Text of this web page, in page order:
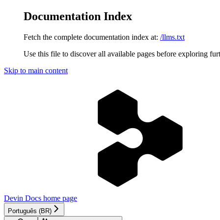
Documentation Index
Fetch the complete documentation index at: /llms.txt
Use this file to discover all available pages before exploring
Skip to main content
Devin Docs home page
Português (BR)